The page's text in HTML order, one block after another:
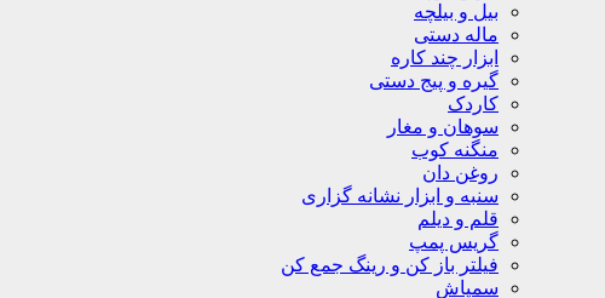
بیل و بیلچه
ماله دستی
ابزار چند کاره
گیره و پیج دستی
کاردک
سوهان و مغار
منگنه کوب
روغن دان
سنبه و ابزار نشانه گزاری
قلم و دیلم
گریس پمپ
فیلتر باز کن و رینگ جمع کن
سمپاش